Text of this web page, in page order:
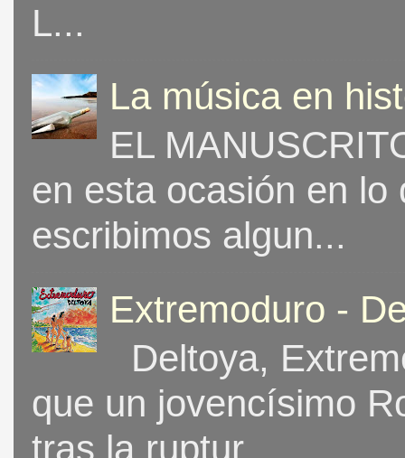
L...
La música en
EL
en esta ocasión en
escribimos algun...
Extremoduro -
Deltoya,
que un jovencísimo
tras la ruptur...